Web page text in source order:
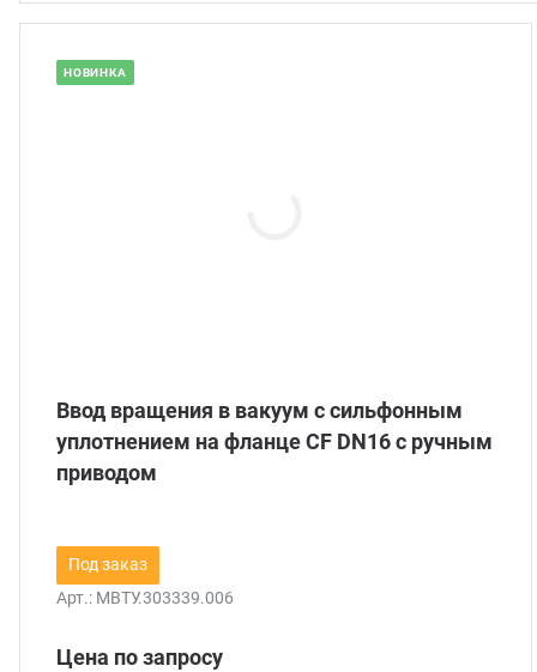
НОВИНКА
Ввод вращения в вакуум с сильфонным
уплотнением на фланце CF DN16 с ручным
приводом
Под заказ
Арт.: МВТУ.303339.006
Цена по запросу